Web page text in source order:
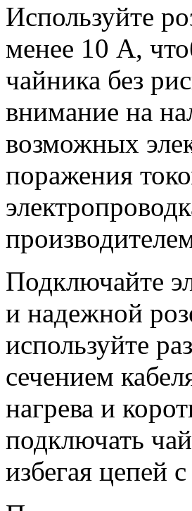
Используйте
менее 10 А,
чайника без
внимание на
возможных
поражения
Подключайте
и надежной
используйте
сечением
нагрева и
подключать
избегая цепей